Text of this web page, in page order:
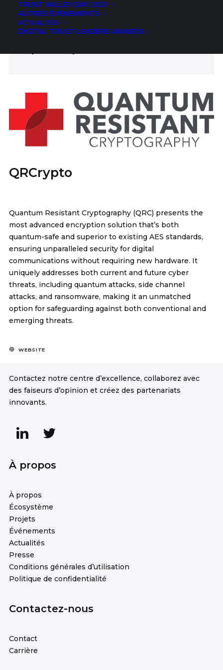
TRUST VALLEY DAY 2021
AUTRES ÉVÉNEMENTS
ACTUALITÉS
DIGITAL TRUST LEADERS AWARDS
ICT
FIELDS
QRCrypto
Quantum Resistant Cryptography (QRC) presents the
most advanced encryption solution that’s both
quantum-safe and superior to existing AES standards,
ensuring unparalleled security for digital
communications without requiring new hardware. It
uniquely addresses both current and future cyber
threats, including quantum attacks, side channel
attacks, and ransomware, making it an unmatched
option for safeguarding against both conventional and
emerging threats.
WEBSITE
Contactez notre centre d’excellence, collaborez avec
des faiseurs d’opinion et créez des partenariats
innovants.
À propos
À propos
Écosystème
Projets
Événements
Actualités
Presse
Conditions générales d’utilisation
Politique de confidentialité
Contactez-nous
Contact
Carrière